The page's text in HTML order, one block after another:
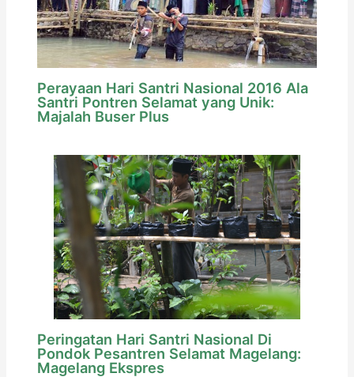
Perayaan Hari Santri Nasional 2016 Ala
Santri Pontren Selamat yang Unik:
Majalah Buser Plus
Peringatan Hari Santri Nasional Di
Pondok Pesantren Selamat Magelang:
Magelang Ekspres